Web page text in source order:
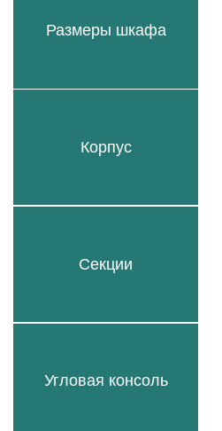
Размеры шкафа
Корпус
Секции
Угловая консоль